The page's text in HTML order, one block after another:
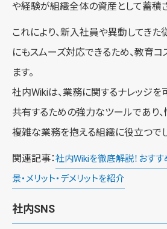
や経験が組織全体の資産として蓄積さ
これにより、新入社員や異動してき
にもスムーズ対応できるため、教育
ます。
社内Wikiは、業務に関するナレッジを
共有するための強力なツールであり
複雑な業務を抱える組織に役立つでし
関連記事：社内Wikiを徹底解説！おす
景・メリット・デメリットを紹介
社内SNS